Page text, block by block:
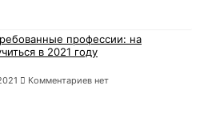
профессии: на
в 2021 году
Комментариев нет